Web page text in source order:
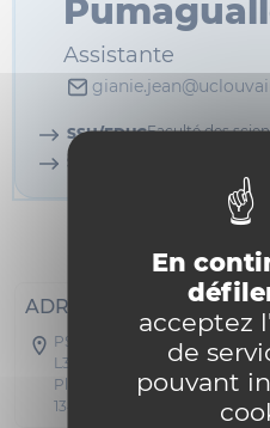
En
acceptez
de
pouvant
Assistante
SSH/EDUCFaculté des
SSH/IPSY
Psychological
ADRESSE POSTALE
PSP - Michotte/Socrate/Mercier
L3.05.01
Place Cardinal Mercier 10
1348 Louvain-la-Neuve